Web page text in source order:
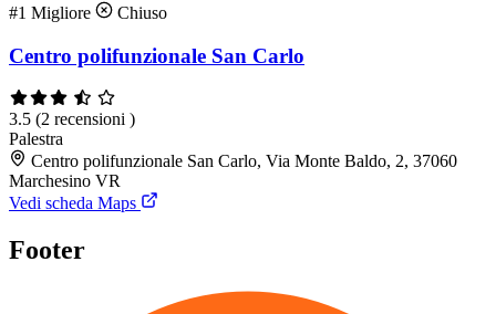
#1 Migliore Chiuso
Centro polifunzionale San Carlo
3.5 (2 recensioni )
Palestra
Centro polifunzionale San Carlo, Via Monte Baldo, 2, 37060
Marchesino VR
Vedi scheda Maps
Footer